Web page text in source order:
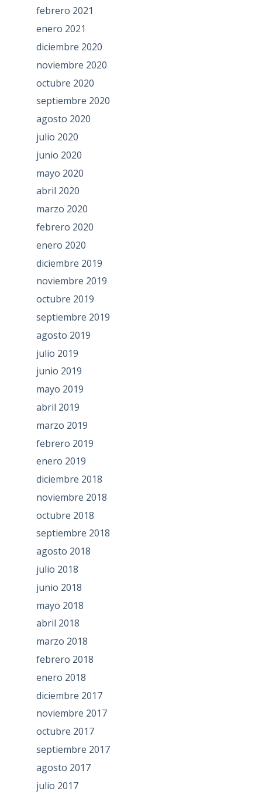
febrero 2021
enero 2021
diciembre 2020
noviembre 2020
octubre 2020
septiembre 2020
agosto 2020
julio 2020
junio 2020
mayo 2020
abril 2020
marzo 2020
febrero 2020
enero 2020
diciembre 2019
noviembre 2019
octubre 2019
septiembre 2019
agosto 2019
julio 2019
junio 2019
mayo 2019
abril 2019
marzo 2019
febrero 2019
enero 2019
diciembre 2018
noviembre 2018
octubre 2018
septiembre 2018
agosto 2018
julio 2018
junio 2018
mayo 2018
abril 2018
marzo 2018
febrero 2018
enero 2018
diciembre 2017
noviembre 2017
octubre 2017
septiembre 2017
agosto 2017
julio 2017